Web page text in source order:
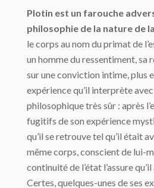
Plotin est un farouche
philosophie de la nature de
le corps au nom du primat de
un homme du ressentiment, sa
sur une conviction intime, plus
expérience qu’il interprète avec
philosophique très sûr : après
fugitifs de son expérience
qu’il se retrouve tel qu’il était
même corps, conscient de lui-
continuité de l’état l’as­sure
Certes, quelques-unes de ses